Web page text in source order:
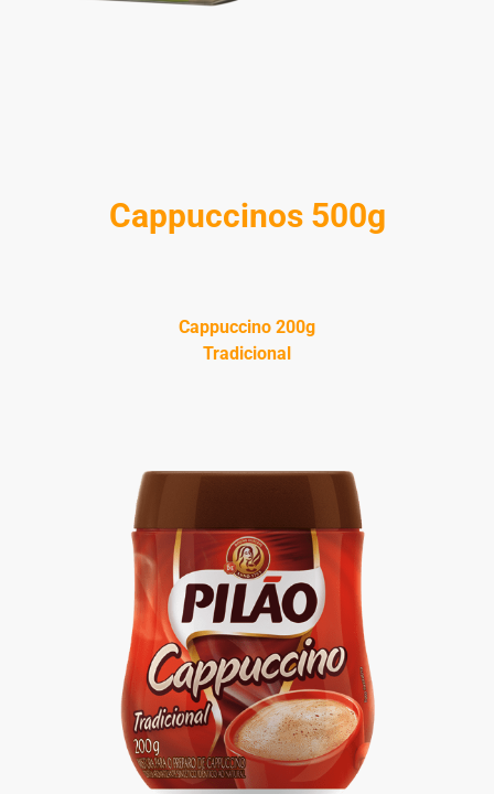
Cappuccinos 500g
Cappuccino 200g
Tradicional